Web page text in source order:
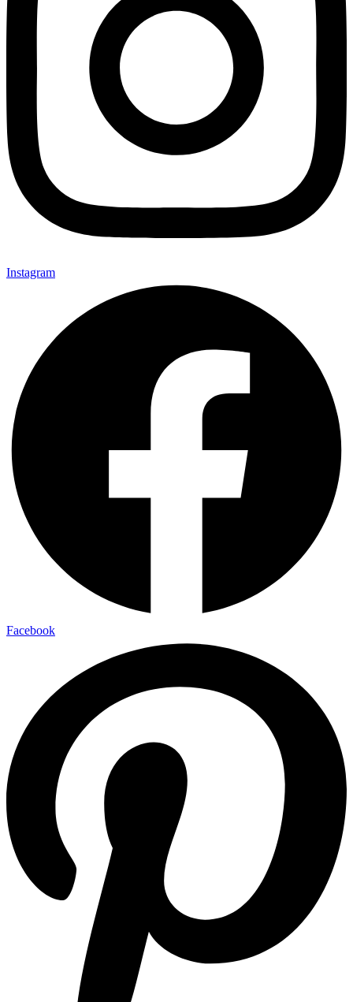
Instagram
Facebook